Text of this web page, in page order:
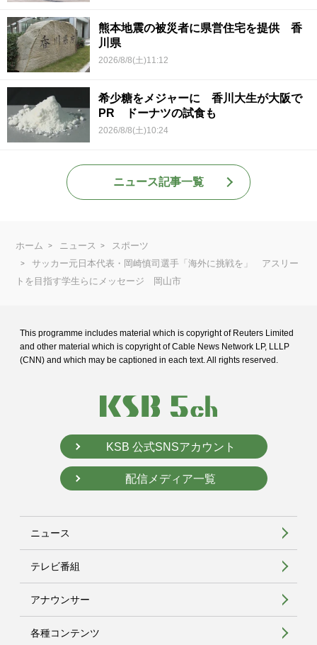
熊本地震の被災者に県営住宅を提供 香
川県
2026/8/8(土)11:12
希少糖をメジャーに 香川大生が大阪で
PR ドーナツの試食も
2026/8/8(土)10:24
ニュース記事一覧
ホーム ニュース
スポーツ
サッカー元日本代表・岡崎慎司選手「海外に挑戦を」 アスリー
トを目指す学生らにメッセージ 岡山市
This programme includes material which is copyright of Reuters Limited
and other material which is copyright of Cable News Network LP, LLLP
(CNN) and which may be captioned in each text. All rights reserved.
KSB 公式SNSアカウント
配信メディア一覧
ニュース
テレビ番組
アナウンサー
各種コンテンツ